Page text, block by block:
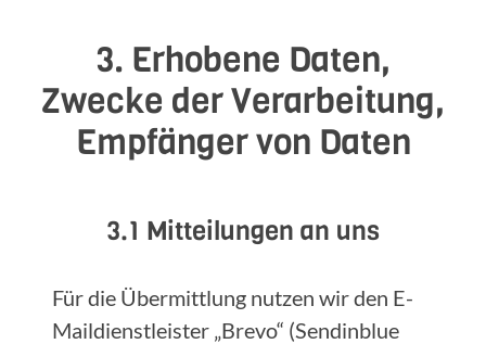
3. Erhobene Daten,
Zwecke der Verarbeitung,
Empfänger von Daten
3.1 Mitteilungen an uns
Für die Übermittlung nutzen wir den E-
Maildienstleister „Brevo“ (Sendinblue